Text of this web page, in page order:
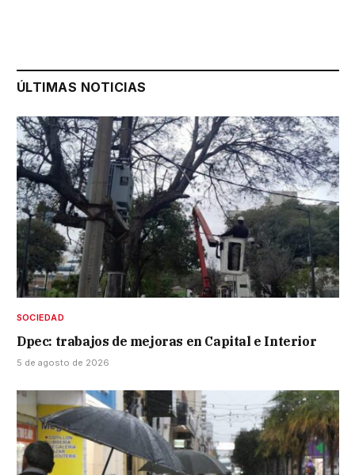
ÚLTIMAS NOTICIAS
SOCIEDAD
Dpec: trabajos de mejoras en Capital e Interior
5 de agosto de 2026